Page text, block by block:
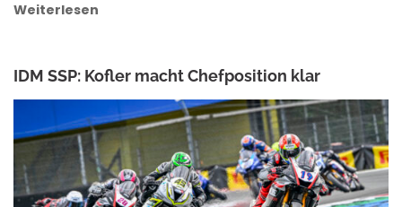
Weiterlesen
IDM SSP: Kofler macht Chefposition klar
ANKE WIECZOREK